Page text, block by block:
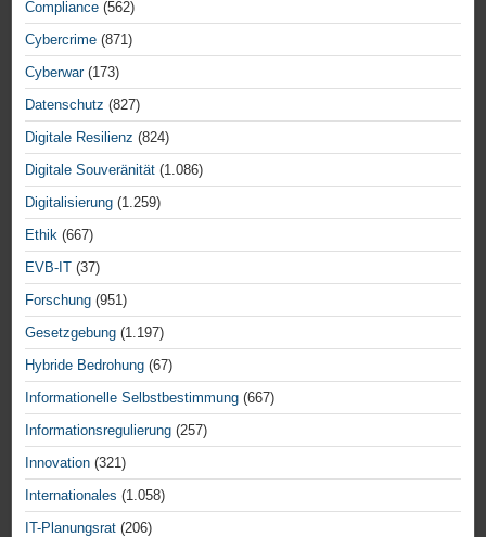
Compliance (562)
Cybercrime (871)
Cyberwar(173)
Datenschutz (827)
Digitale Resilienz (824)
Digitale Souveränität (1.086)
Digitalisierung (1.259)
Ethik (667)
EVB-IT (37)
Forschung (951)
Gesetzgebung (1.197)
Hybride Bedrohung (67)
Informationelle Selbstbestimmung (667)
Informationsregulierung (257)
Innovation (321)
Internationales (1.058)
IT-Planungsrat (206)